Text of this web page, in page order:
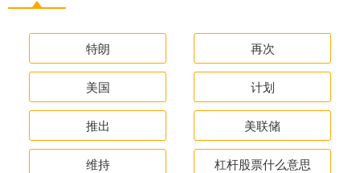
特朗 再次
美国 计划
推出 美联储
维持 杠杆股票什么意思